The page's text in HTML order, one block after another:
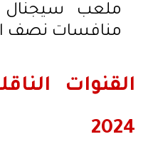
ملعب سيجنال
منافسات نصف
القنوات
2024